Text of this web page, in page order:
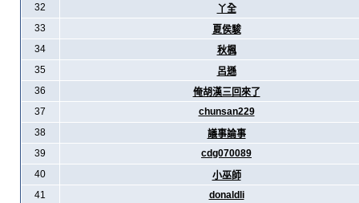
32
丫全
33
夏侯駿
34
秋楓
35
呂遜
36
俺胡漢三回來了
37
chunsan229
38
議事論事
39
cdg070089
40
小巫師
41
donaldli